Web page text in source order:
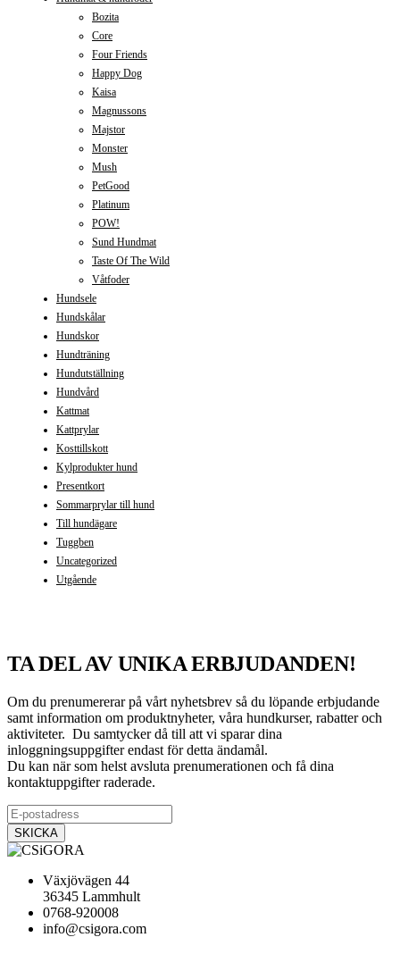
Bozita
Core
Four Friends
Happy Dog
Kaisa
Magnussons
Majstor
Monster
Mush
PetGood
Platinum
POW!
Sund Hundmat
Taste Of The Wild
Våtfoder
Hundsele
Hundskålar
Hundskor
Hundträning
Hundutställning
Hundvård
Kattmat
Kattprylar
Kosttillskott
Kylprodukter hund
Presentkort
Sommarprylar till hund
Till hundägare
Tuggben
Uncategorized
Utgående
TA DEL AV UNIKA ERBJUDANDEN!
Om du prenumererar på vårt nyhetsbrev så du löpande erbjudande
samt information om produktnyheter, våra hundkurser, rabatter och
aktiviteter. Du samtycker då till att vi sparar dina
inloggningsuppgifter endast för detta ändamål.
Du kan när som helst avsluta prenumerationen och få dina
kontaktuppgifter raderade.
Växjövägen 44
36345 Lammhult
0768-920008
info@csigora.com